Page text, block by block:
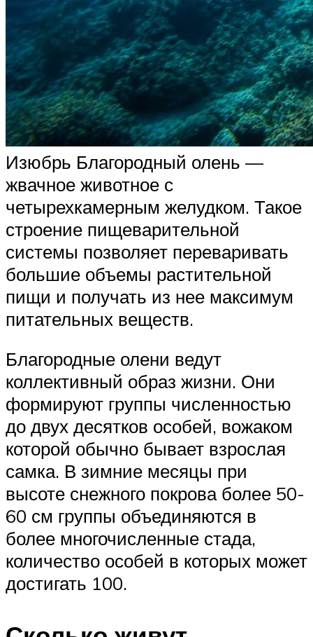
Изюбрь Благородный олень —
жвачное животное с
четырехкамерным желудком. Такое
строение пищеварительной
системы позволяет переваривать
большие объемы растительной
пищи и получать из нее максимум
питательных веществ.
Благородные олени ведут
коллективный образ жизни. Они
формируют группы численностью
до двух десятков особей, вожаком
которой обычно бывает взрослая
самка. В зимние месяцы при
высоте снежного покрова более 50-
60 см группы объединяются в
более многочисленные стада,
количество особей в которых может
достигать 100.